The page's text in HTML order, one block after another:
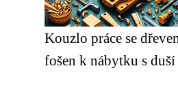
Kouzlo práce se
fošen k nábytku s duší